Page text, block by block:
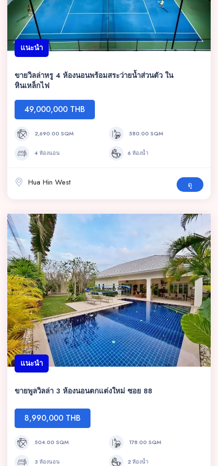
แนะนำ
ขายวิลล่าหรู 4 ห้องนอนพร้อมสระว่ายน้ำส่วนตัว ใน
หินเหล็กไฟ
49,000,000 THB
2,690.00 SQM 580.00 SQM
4 ห้องนอน 6 ห้องน้ำ
Hua Hin West ดู
แนะนำ
ขายพูลวิลล่า 3 ห้องนอนตกแต่งใหม่ ซอย 88
8,990,000 THB
504.00 SQM 178.00 SQM
3 ห้องนอน 2 ห้องน้ำ